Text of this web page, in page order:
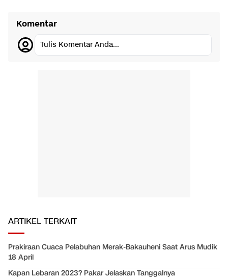
Komentar
Tulis Komentar Anda...
ARTIKEL TERKAIT
Prakiraan Cuaca Pelabuhan Merak-Bakauheni Saat Arus Mudik
18 April
Kapan Lebaran 2023? Pakar Jelaskan Tanggalnya